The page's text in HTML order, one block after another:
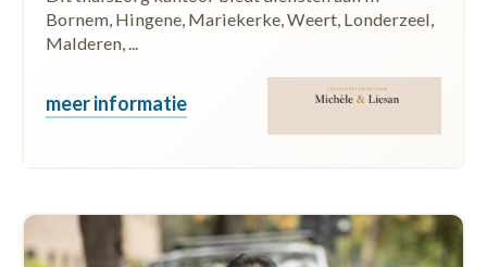
Bornem, Hingene, Mariekerke, Weert, Londerzeel,
Malderen, ...
meer informatie